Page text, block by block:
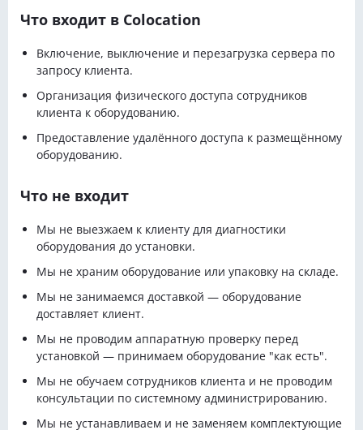
Что входит в Colocation
Включение, выключение и перезагрузка сервера по
запросу клиента.
Организация физического доступа сотрудников
клиента к оборудованию.
Предоставление удалённого доступа к размещённому
оборудованию.
Что не входит
Мы не выезжаем к клиенту для диагностики
оборудования до установки.
Мы не храним оборудование или упаковку на складе.
Мы не занимаемся доставкой — оборудование
доставляет клиент.
Мы не проводим аппаратную проверку перед
установкой — принимаем оборудование "как есть".
Мы не обучаем сотрудников клиента и не проводим
консультации по системному администрированию.
Мы не устанавливаем и не заменяем комплектующие